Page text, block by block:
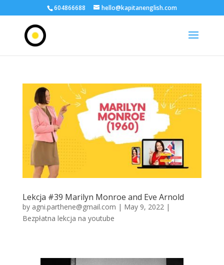
604866688 hello@kapitanenglish.com
Lekcja #39 Marilyn Monroe and Eve Arnold
by agni.parthene@gmail.com | May 9, 2022 |
Bezpłatna lekcja na youtube